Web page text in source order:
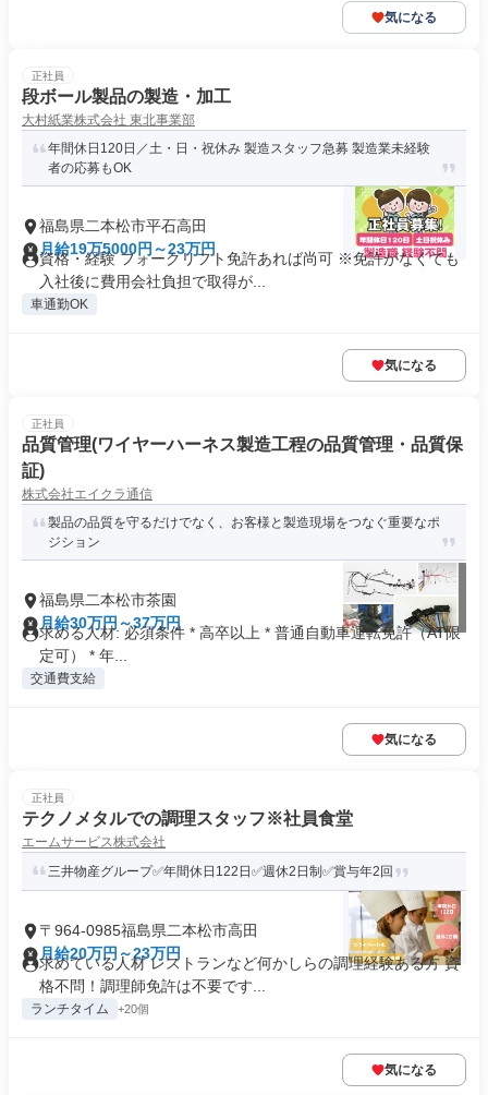
気になる
正社員
段ボール製品の製造・加工
大村紙業株式会社 東北事業部
年間休日120日／土・日・祝休み 製造スタッフ急募 製造業未経験
者の応募もOK
福島県二本松市平石高田
月給19万5000円～23万円
資格・経験 フォークリフト免許あれば尚可 ※免許がなくても
入社後に費用会社負担で取得が...
車通勤OK
気になる
正社員
品質管理(ワイヤーハーネス製造工程の品質管理・品質保
証)
株式会社エイクラ通信
製品の品質を守るだけでなく、お客様と製造現場をつなぐ重要なポ
ジション
福島県二本松市茶園
月給30万円～37万円
求める人材: 必須条件 * 高卒以上 * 普通自動車運転免許（AT限
定可） * 年...
交通費支給
気になる
正社員
テクノメタルでの調理スタッフ※社員食堂
エームサービス株式会社
三井物産グループ✅年間休日122日✅週休2日制✅賞与年2回
〒964-0985福島県二本松市高田
月給20万円～23万円
求めている人材 レストランなど何かしらの調理経験ある方 資
格不問！調理師免許は不要です...
ランチタイム +20個
気になる